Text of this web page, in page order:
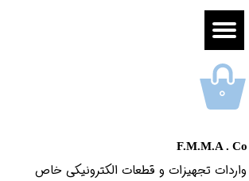
F.M.M.A . Co
واردات تجهیزات و قطعات الکترونیکى خاص​​​​​​​
۰